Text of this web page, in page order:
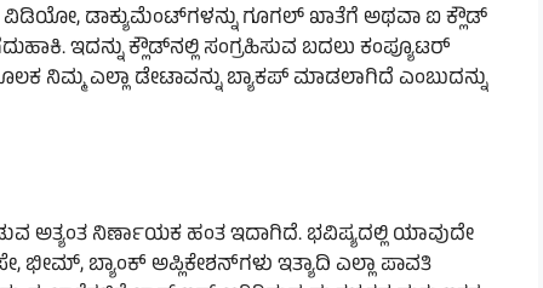
ವಿಡಿಯೋ, ಡಾಕ್ಯುಮೆಂಟ್‌ಗಳನ್ನು ಗೂಗಲ್ ಖಾತೆಗೆ ಅಥವಾ ಐ ಕ್ಲೌಡ್
ಇದನ್ನು ಕ್ಲೌಡ್‌ನಲ್ಲಿ ಸಂಗ್ರಹಿಸುವ ಬದಲು ಕಂಪ್ಯೂಟರ್‌
ನಿಮ್ಮ ಎಲ್ಲಾ ಡೇಟಾವನ್ನು ಬ್ಯಾಕಪ್ ಮಾಡಲಾಗಿದೆ ಎಂಬುದನ್ನು
ಅತ್ಯಂತ ನಿರ್ಣಾಯಕ ಹಂತ ಇದಾಗಿದೆ. ಭವಿಷ್ಯದಲ್ಲಿ ಯಾವುದೇ
ಭೀಮ್, ಬ್ಯಾಂಕ್ ಅಪ್ಲಿಕೇಶನ್‌ಗಳು ಇತ್ಯಾದಿ ಎಲ್ಲಾ ಪಾವತಿ